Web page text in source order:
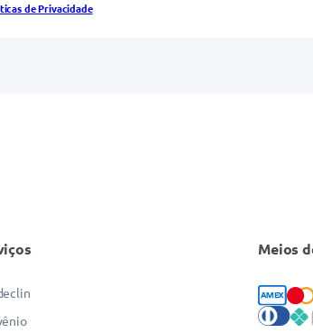
de Privacidade
Meios